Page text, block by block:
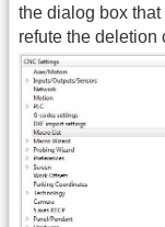
the dialog box
refute the deletion